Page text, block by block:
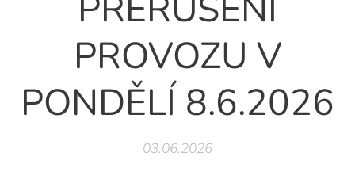
PROVOZU V
PONDĚLÍ 8.6.2026
03.06.2026